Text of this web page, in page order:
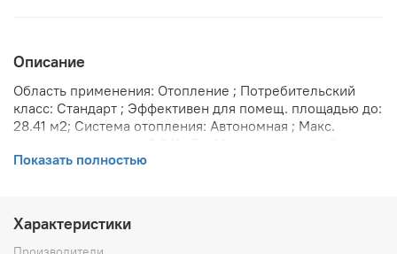
Описание
Область применения: Отопление ; Потребительский
класс: Стандарт ; Эффективен для помещ. площадью до:
28.41 м2; Система отопления: Автономная ; Макс.
давление: 10 бар; Предельное давление: 25 бар;
размещения: Горизонтальное ; Вид установки
(крепления): Настенная ; Макс. температура
теплоносителя: 110 °С; Межосевое расстояние: 50 мм;
Показать полностью
Характеристики